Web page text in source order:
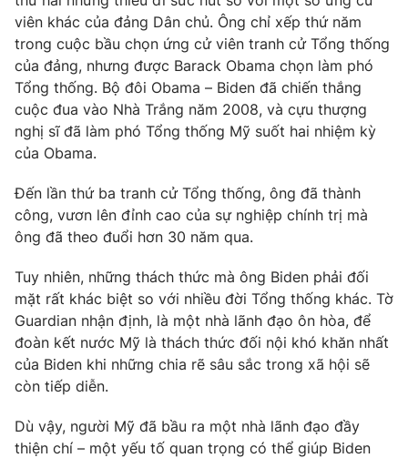
viên khác của đảng Dân chủ. Ông chỉ xếp thứ năm
trong cuộc bầu chọn ứng cử viên tranh cử Tổng thống
của đảng, nhưng được Barack Obama chọn làm phó
Tổng thống. Bộ đôi Obama – Biden đã chiến thắng
cuộc đua vào Nhà Trắng năm 2008, và cựu thượng
nghị sĩ đã làm phó Tổng thống Mỹ suốt hai nhiệm kỳ
của Obama.
Đến lần thứ ba tranh cử Tổng thống, ông đã thành
công, vươn lên đỉnh cao của sự nghiệp chính trị mà
ông đã theo đuổi hơn 30 năm qua.
Tuy nhiên, những thách thức mà ông Biden phải đối
mặt rất khác biệt so với nhiều đời Tổng thống khác. Tờ
Guardian nhận định, là một nhà lãnh đạo ôn hòa, để
đoàn kết nước Mỹ là thách thức đối nội khó khăn nhất
của Biden khi những chia rẽ sâu sắc trong xã hội sẽ
còn tiếp diễn.
Dù vậy, người Mỹ đã bầu ra một nhà lãnh đạo đầy
thiện chí – một yếu tố quan trọng có thể giúp Biden